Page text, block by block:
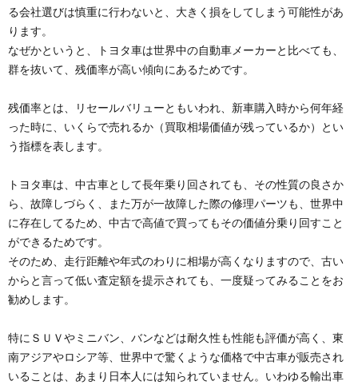
る会社選びは慎重に行わないと、大きく損をしてしまう可能性があ
ります。
なぜかというと、トヨタ車は世界中の自動車メーカーと比べても、
群を抜いて、残価率が高い傾向にあるためです。
残価率とは、リセールバリューともいわれ、新車購入時から何年経
った時に、いくらで売れるか（買取相場価値が残っているか）とい
う指標を表します。
トヨタ車は、中古車として長年乗り回されても、その性質の良さか
ら、故障しづらく、また万が一故障した際の修理パーツも、世界中
に存在してるため、中古で高値で買ってもその価値分乗り回すこと
ができるためです。
そのため、走行距離や年式のわりに相場が高くなりますので、古い
からと言って低い査定額を提示されても、一度疑ってみることをお
勧めします。
特にＳＵＶやミニバン、バンなどは耐久性も性能も評価が高く、東
南アジアやロシア等、世界中で驚くような価格で中古車が販売され
いることは、あまり日本人には知られていません。いわゆる輸出車